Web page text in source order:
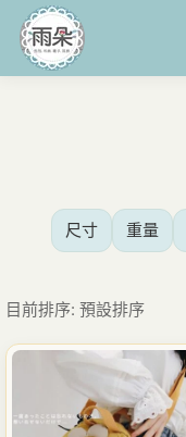
尺寸 重量
目前排序: 預設排序